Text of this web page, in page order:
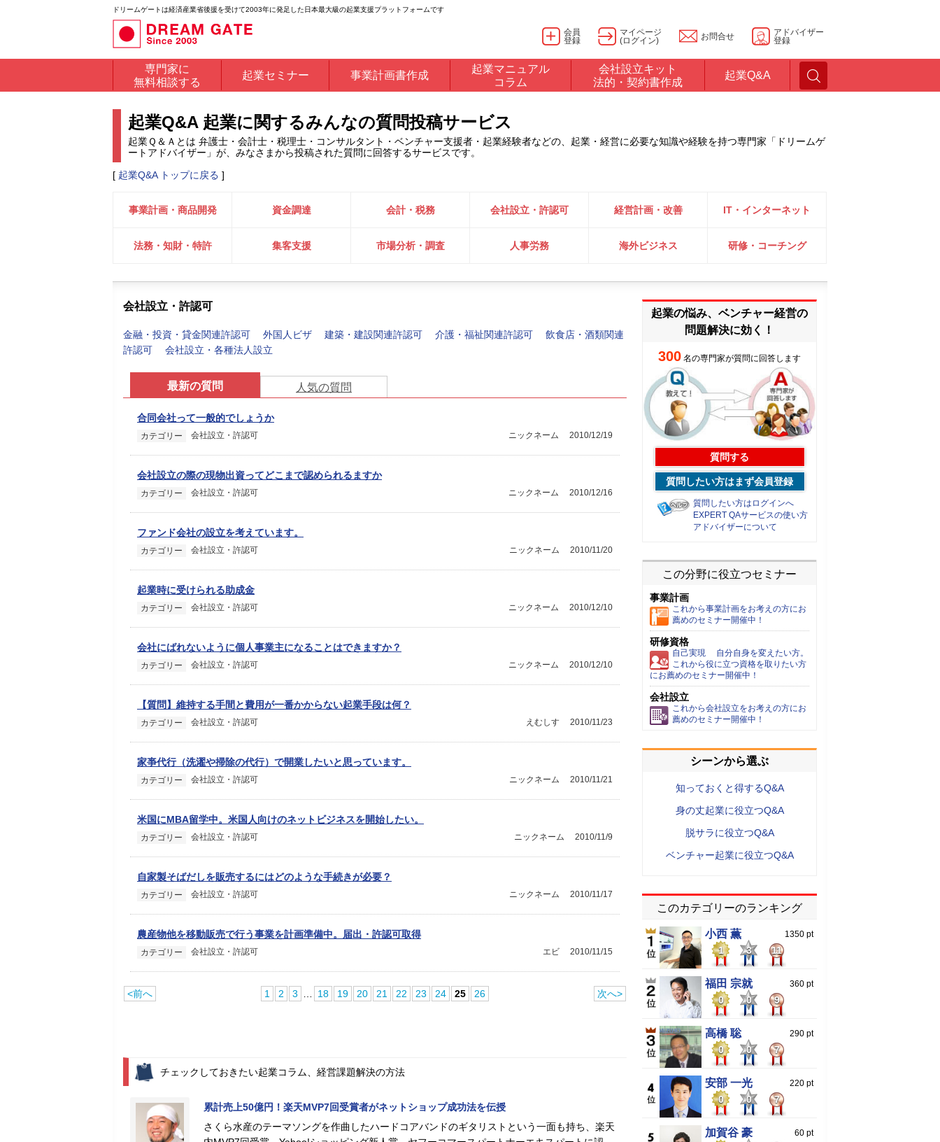
ドリームゲートは経済産業省後援を受けて2003年に発足した日本最大級の起業支援プラットフォームです
会員
登録
マイページ
(ログイン)
お問合せ
アドバイザー
登録
専門家に
無料相談する
起業セミナー 事業計画書作成
起業マニュアル
コラム
会社設立キット
法的・契約書作成
起業Q&A
起業Q&A 起業に関するみんなの質問投稿サービス
起業Ｑ＆Ａとは 弁護士・会計士・税理士・コンサルタント・ベンチャー支援者・起業経験者などの、起業・経営に必要な知識や経験を持つ専門家「ドリームゲ
ートアドバイザー」が、みなさまから投稿された質問に回答するサービスです。
[ 起業Q&A トップに戻る ]
事業計画・商品開発 資金調達 会計・税務 会社設立・許認可 経営計画・改善 IT・インターネット
法務・知財・特許 集客支援 市場分析・調査 人事労務 海外ビジネス 研修・コーチング
会社設立・許認可
金融・投資・貸金関連許認可 外国人ビザ 建築・建設関連許認可 介護・福祉関連許認可
飲食店・酒類関連
許認可
会社設立・各種法人設立
最新の質問 人気の質問
合同会社って一般的でしょうか
カテゴリー 会社設立・許認可 2010/12/19
ニックネーム
会社設立の際の現物出資ってどこまで認められるますか
カテゴリー 会社設立・許認可 2010/12/16
ニックネーム
ファンド会社の設立を考えています。
カテゴリー 会社設立・許認可 2010/11/20
ニックネーム
起業時に受けられる助成金
カテゴリー 会社設立・許認可 2010/12/10
ニックネーム
会社にばれないように個人事業主になることはできますか？
カテゴリー 会社設立・許認可 2010/12/10
ニックネーム
【質問】維持する手間と費用が一番かからない起業手段は何？
カテゴリー 会社設立・許認可 2010/11/23
えむしす
家亊代行（洗濯や掃除の代行）で開業したいと思っています。
カテゴリー 会社設立・許認可 2010/11/21
ニックネーム
米国にMBA留学中。米国人向けのネットビジネスを開始したい。
カテゴリー 会社設立・許認可 2010/11/9
ニックネーム
自家製そばだしを販売するにはどのような手続きが必要？
カテゴリー 会社設立・許認可 2010/11/17
ニックネーム
農産物他を移動販売で行う事業を計画準備中。届出・許認可取得
カテゴリー 会社設立・許認可 2010/11/15
エビ
<前へ 1 2 3 18 19 20 21 22 23 24 25 26 次へ>
チェックしておきたい起業コラム、経営課題解決の方法
累計売上50億円！楽天MVP7回受賞者がネットショップ成功法を伝授
さくら水産のテーマソングを作曲したハードコアバンドのギタリストという一面も持ち、楽天
起業の悩み、ベンチャー経営の
問題解決に効く！
300 名の専門家が質問に回答します
質問する
質問したい方はまず会員登録
質問したい方はログインへ
EXPERT QAサービスの使い方
アドバイザーについて
この分野に役立つセミナー
事業計画
これから事業計画をお考えの方にお
薦めのセミナー開催中！
研修資格
自己実現 自分自身を変えたい方。
これから役に立つ資格を取りたい方
にお薦めのセミナー開催中！
会社設立
これから会社設立をお考えの方にお
薦めのセミナー開催中！
シーンから選ぶ
知っておくと得するQ&A
身の丈起業に役立つQ&A
脱サラに役立つQ&A
ベンチャー起業に役立つQ&A
このカテゴリーのランキング
小西 薫 1350 pt
1 3 11
福田 宗就 360 pt
0 0 9
高橋 聡 290 pt
0 0 7
安部 一光 220 pt
0 0 7
加賀谷 豪 60 pt